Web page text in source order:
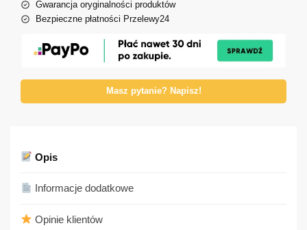
Gwarancja oryginalności produktów
Bezpieczne płatności Przelewy24
Masz pytanie? Napisz!
Opis
Informacje dodatkowe
Opinie klientów